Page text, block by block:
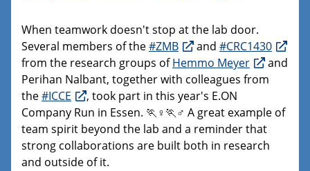
When teamwork doesn't stop at the lab door.
Several members of the#ZMB and #CRC1430
from the research groups ofHemmo Meyer
and
Perihan Nalbant, together with colleagues from
the#ICCE
, took part in this year's E.ON
Company Run in Essen. 🏃♀️🏃♂️ A great example of
team spirit beyond the lab and a reminder that
strong collaborations are built both in research
and outside of it.